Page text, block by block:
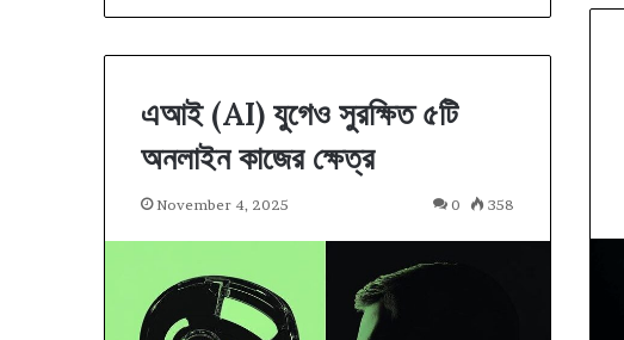
এআই (AI) যুগেও সুরক্ষিত ৫টি
অনলাইন কাজের ক্ষেত্র
November 4, 2025 0 358